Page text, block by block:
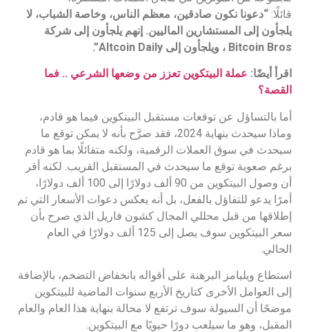
قائلًا: “دعونا نكون صادقين، معظم الناس، وخاصة الشباب، لا
يلجأون إلى المستشارين الماليين. إنهم يلجأون إلى شركة
Bitcoin Bros ، ويلجأون إلى Altcoin Daily”.
اقرأ أيضًا: عملة البيتكوين تعزز من وضعها الشرعي .. فما
القصة؟
أما بالتساؤل عن توقعات مستقبل البيتكوين فيما هو قادم،
وماذا سيحدث بنهاية 2024، فقد صرَّح بأنه لا يمكن توقع ما
سيحدث في سوق العملات الرقمية، ولكنه متفائلًا بما هو قادم
برغم صعوبة توقع ما سيحدث في المستقبل القريب. لكنه أقر
أن وصول البيتكوين من 90 ألف دولارًا إلى 100 ألف دولارًا،
أمرًا يدعو للتفاؤل بالفعل، بل أنه يعكس دعوات الأسعار التي تم
إطلاقها من قبل محللي المجال كشون فاريل الذي صرح بأن
سعر البيتكوين سوف يصل إلى 125 ألف دولارًا في العام
الحالي.
استطاع ويليامز البرهنة على أقواله بانخفاض التضخم، بالإضافة
إلى العوامل الأخرى كتاريخ الأربع سنوات الماضية للبيتكوين
موضحًا أن السيولة سوف ترتفع لا محالة بنهاية هذا العام والعام
المقبل، وهو ما سيلعب دورًا حيويًا مع البيتكوين.